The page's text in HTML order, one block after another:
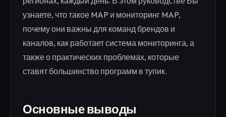
узнаете, что такое MAP и мониторинг MAP,
почему они важны для команд брендов и
каналов, как работает система мониторинга, а
также о практических проблемах, которые
ставят большинство программ в тупик.
Основные выводы